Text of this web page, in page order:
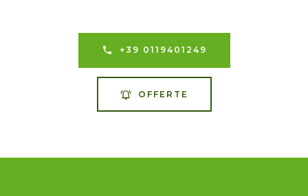
+39 0119401249
OFFERTE